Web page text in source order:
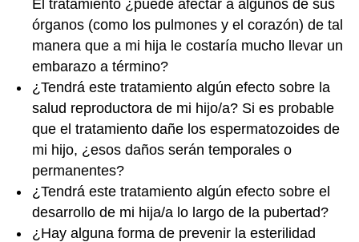
El tratamiento ¿puede afectar a algunos de sus
órganos (como los pulmones y el corazón) de tal
manera que a mi hija le costaría mucho llevar un
embarazo a término?
¿Tendrá este tratamiento algún efecto sobre la
salud reproductora de mi hijo/a? Si es probable
que el tratamiento dañe los espermatozoides de
mi hijo, ¿esos daños serán temporales o
permanentes?
¿Tendrá este tratamiento algún efecto sobre el
desarrollo de mi hija/a lo largo de la pubertad?
¿Hay alguna forma de prevenir la esterilidad